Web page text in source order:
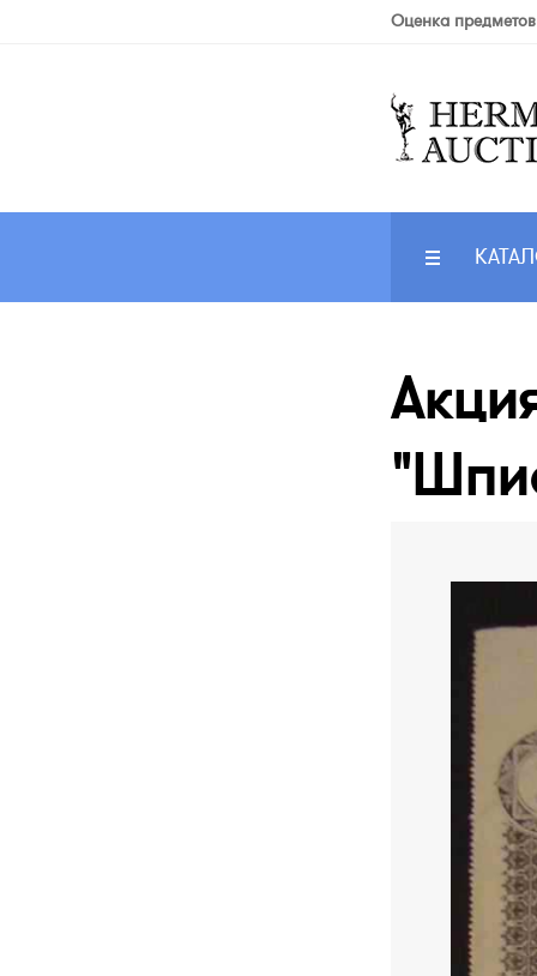
Оценка